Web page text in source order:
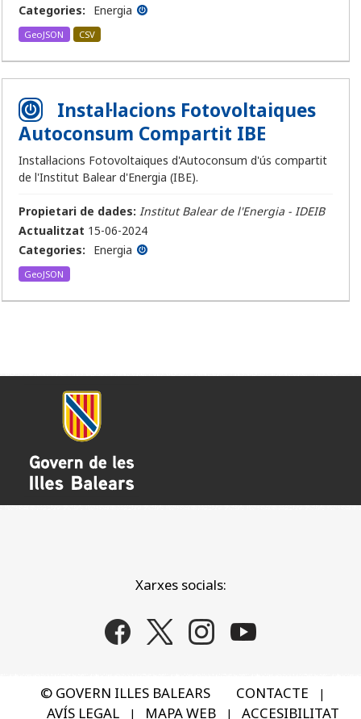
Categories:
Energia
GeoJSON CSV
Instal·lacions Fotovoltaiques
Autoconsum Compartit IBE
Instal·lacions Fotovoltaiques d'Autoconsum d'ús compartit
de l'Institut Balear d'Energia (IBE).
Propietari de dades: Institut Balear de l'Energia - IDEIB
Actualitzat 15-06-2024
Categories:
Energia
GeoJSON
Xarxes socials:
© GOVERN ILLES BALEARS CONTACTE |
AVÍS LEGAL | MAPA WEB | ACCESIBILITAT